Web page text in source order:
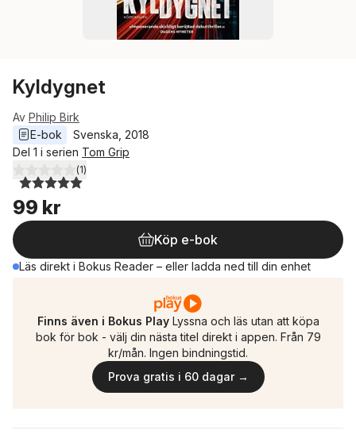
Kyldygnet
Av Philip Birk
E-bok
Svenska 2018
Del 1 i serien Tom Grip
5,0utav 5 stjärnor. Totalt antal röster:
(1)
99 kr
Köp e-bok
Läs direkt i Bokus Reader – eller ladda ned till din enhet
Finns även i Bokus Play Lyssna och läs utan att köpa
bok för bok - välj din nästa titel direkt i appen. Från 79
kr/mån. Ingen bindningstid.
Prova gratis i 60 dagar →